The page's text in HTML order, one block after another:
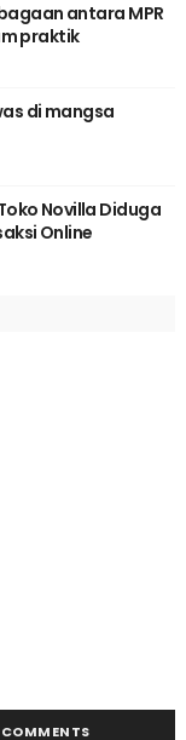
antara MPR
praktik
di mangsa
Novilla Diduga
Online
COMMENTS